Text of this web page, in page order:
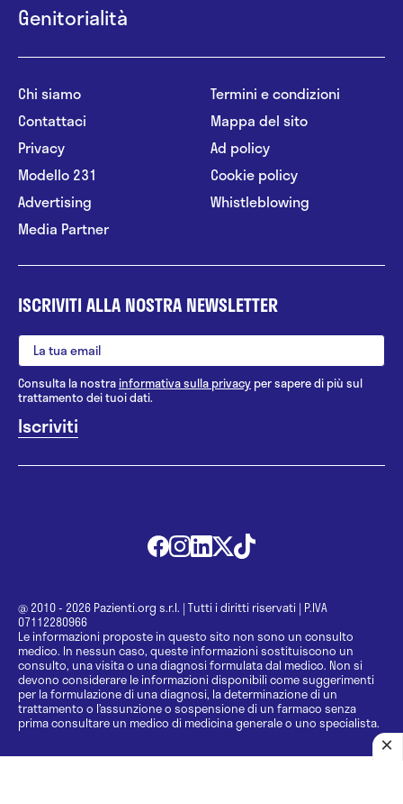
Genitorialità
Chi siamo
Contattaci
Privacy
Modello 231
Advertising
Media Partner
Termini e condizioni
Mappa del sito
Ad policy
Cookie policy
Whistleblowing
ISCRIVITI ALLA NOSTRA NEWSLETTER
Consulta la nostrainformativa sulla privacy per sapere di più sul
trattamento dei tuoi dati.
@ 2010 - 2026 Pazienti.org s.r.l. | Tutti i diritti riservati | P.IVA
07112280966
Le informazioni proposte in questo sito non sono un consulto
medico. In nessun caso, queste informazioni sostituiscono un
consulto, una visita o una diagnosi formulata dal medico. Non si
devono considerare le informazioni disponibili come suggerimenti
per la formulazione di una diagnosi, la determinazione di un
trattamento o l’assunzione o sospensione di un farmaco senza
prima consultare un medico di medicina generale o uno specialista.